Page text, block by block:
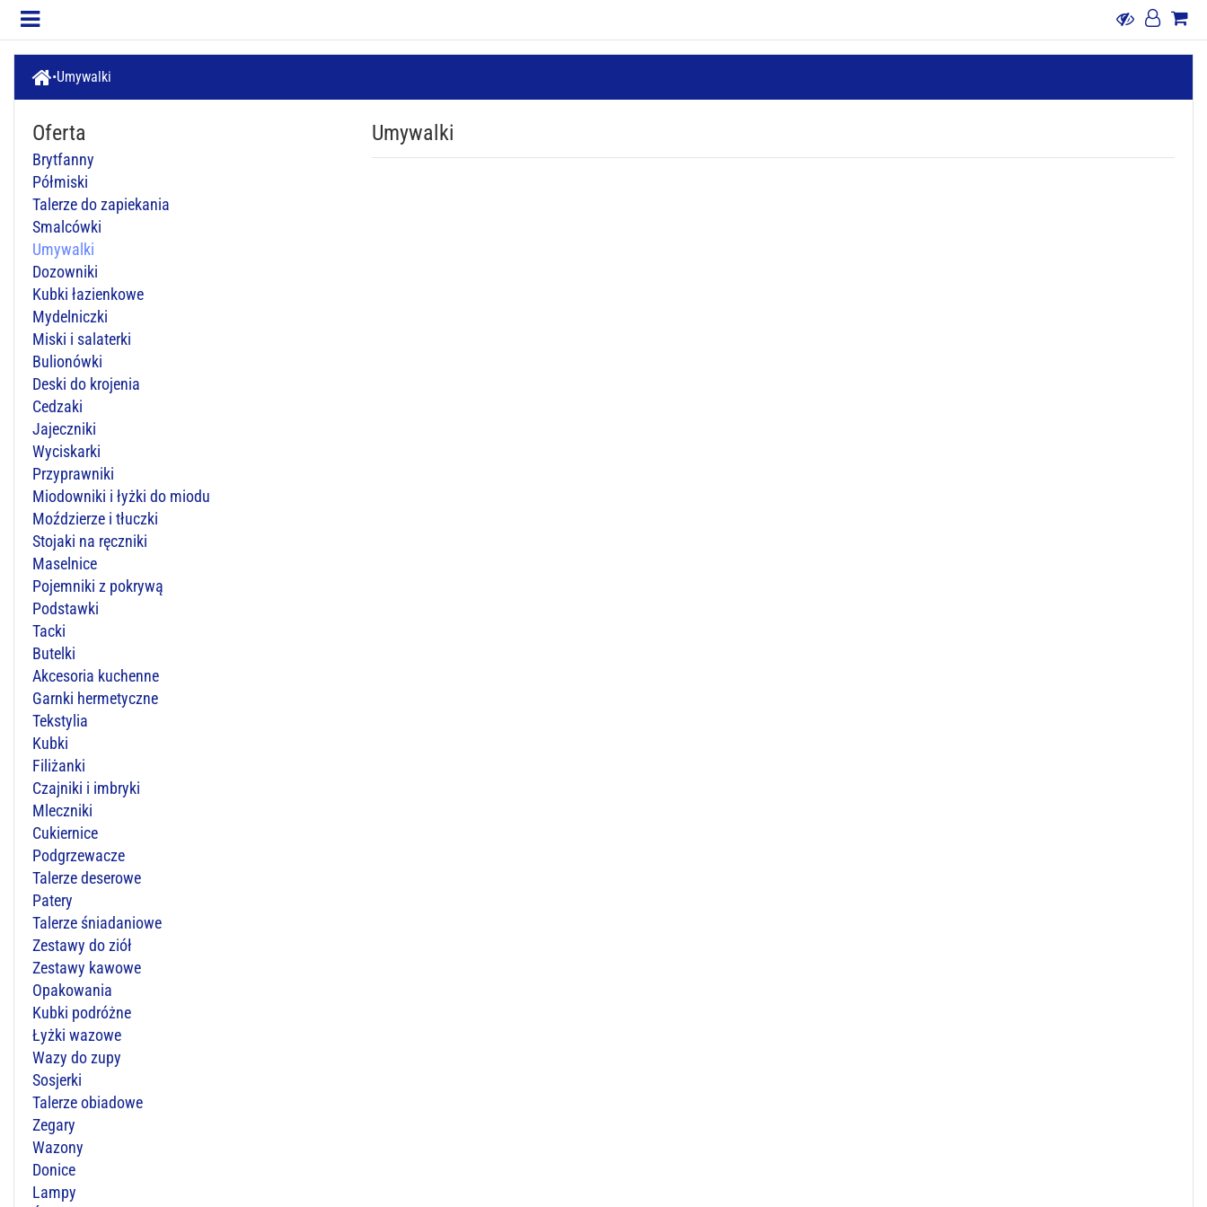
Umywalki
Oferta
Brytfanny
Półmiski
Talerze do zapiekania
Smalcówki
Umywalki
Dozowniki
Kubki łazienkowe
Mydelniczki
Miski i salaterki
Bulionówki
Deski do krojenia
Cedzaki
Jajeczniki
Wyciskarki
Przyprawniki
Miodowniki i łyżki do miodu
Moździerze i tłuczki
Stojaki na ręczniki
Maselnice
Pojemniki z pokrywą
Podstawki
Tacki
Butelki
Akcesoria kuchenne
Garnki hermetyczne
Tekstylia
Kubki
Filiżanki
Czajniki i imbryki
Mleczniki
Cukiernice
Podgrzewacze
Talerze deserowe
Patery
Talerze śniadaniowe
Zestawy do ziół
Zestawy kawowe
Opakowania
Kubki podróżne
Łyżki wazowe
Wazy do zupy
Sosjerki
Talerze obiadowe
Zegary
Wazony
Donice
Lampy
Umywalki